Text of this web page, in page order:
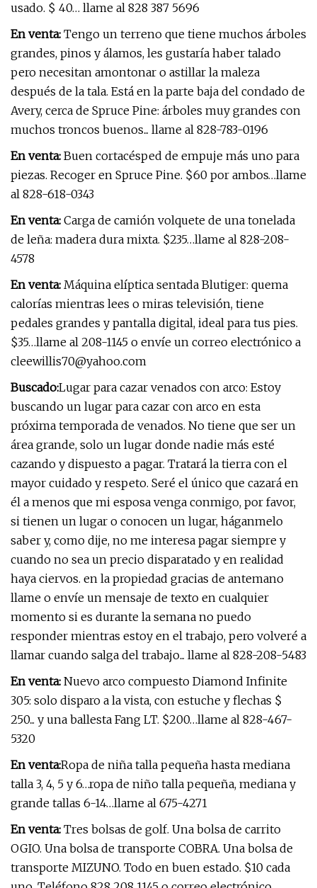
usado. $ 40… llame al 828 387 5696
En venta: Tengo un terreno que tiene muchos árboles
grandes, pinos y álamos, les gustaría haber talado
pero necesitan amontonar o astillar la maleza
después de la tala. Está en la parte baja del condado de
Avery, cerca de Spruce Pine: árboles muy grandes con
muchos troncos buenos... llame al 828-783-0196
En venta: Buen cortacésped de empuje más uno para
piezas. Recoger en Spruce Pine. $60 por ambos…llame
al 828-618-0343
En venta: Carga de camión volquete de una tonelada
de leña: madera dura mixta. $235…llame al 828-208-
4578
En venta: Máquina elíptica sentada Blutiger: quema
calorías mientras lees o miras televisión, tiene
pedales grandes y pantalla digital, ideal para tus pies.
$35…llame al 208-1145 o envíe un correo electrónico a
cleewillis70@yahoo.com
Buscado:Lugar para cazar venados con arco: Estoy
buscando un lugar para cazar con arco en esta
próxima temporada de venados. No tiene que ser un
área grande, solo un lugar donde nadie más esté
cazando y dispuesto a pagar. Tratará la tierra con el
mayor cuidado y respeto. Seré el único que cazará en
él a menos que mi esposa venga conmigo, por favor,
si tienen un lugar o conocen un lugar, háganmelo
saber y, como dije, no me interesa pagar siempre y
cuando no sea un precio disparatado y en realidad
haya ciervos. en la propiedad gracias de antemano
llame o envíe un mensaje de texto en cualquier
momento si es durante la semana no puedo
responder mientras estoy en el trabajo, pero volveré a
llamar cuando salga del trabajo... llame al 828-208-5483
En venta: Nuevo arco compuesto Diamond Infinite
305: solo disparo a la vista, con estuche y flechas $
250... y una ballesta Fang LT. $200…llame al 828-467-
5320
En venta:Ropa de niña talla pequeña hasta mediana
talla 3, 4, 5 y 6…ropa de niño talla pequeña, mediana y
grande tallas 6-14…llame al 675-4271
En venta: Tres bolsas de golf. Una bolsa de carrito
OGIO. Una bolsa de transporte COBRA. Una bolsa de
transporte MIZUNO. Todo en buen estado. $10 cada